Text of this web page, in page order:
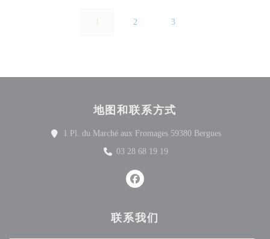
2 3
地图和联系方式
1 Pl. du Marché aux Fromages 59380 Bergues((在新窗口
03 28 68 19 19
Facebook ((在新窗口中打开))
联系我们